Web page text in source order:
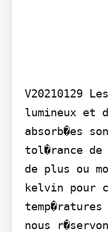
V20210129
lumineux et
absorb�es
tol�rance de
de plus ou
kelvin pour
nous